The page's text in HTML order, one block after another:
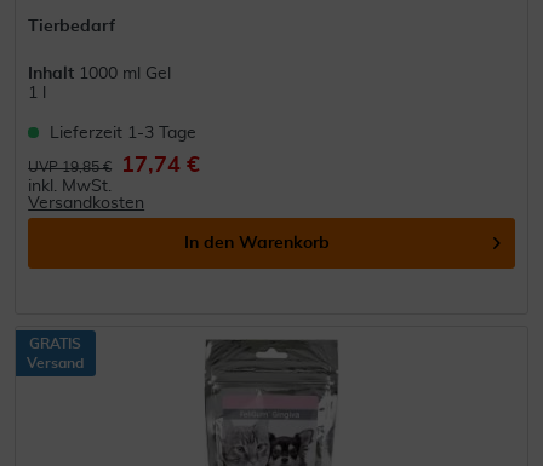
Tierbedarf
Inhalt 1000 ml Gel
1 l
Lieferzeit 1-3 Tage
UVP 19,85 € 17,74 €
inkl. MwSt.
Versandkosten
In den Warenkorb
GRATIS
Versand